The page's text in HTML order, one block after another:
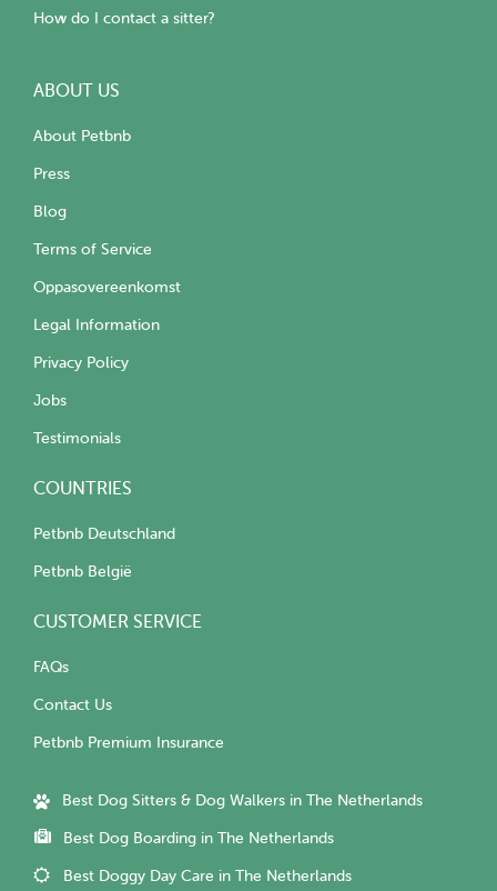
How do I contact a sitter?
ABOUT US
About Petbnb
Press
Blog
Terms of Service
Oppasovereenkomst
Legal Information
Privacy Policy
Jobs
Testimonials
COUNTRIES
Petbnb Deutschland
Petbnb België
CUSTOMER SERVICE
FAQs
Contact Us
Petbnb Premium Insurance
Best Dog Sitters & Dog Walkers in The Netherlands
Best Dog Boarding in The Netherlands
Best Doggy Day Care in The Netherlands